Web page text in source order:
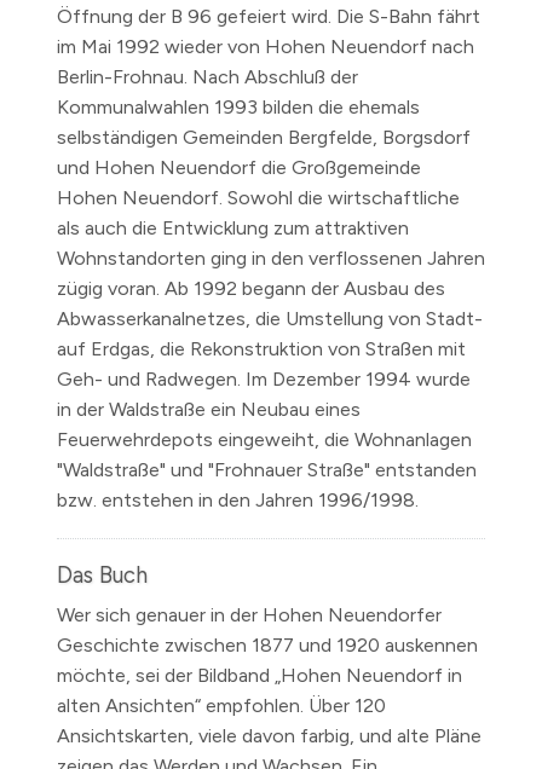
Öffnung der B 96 gefeiert wird. Die S-Bahn fährt
im Mai 1992 wieder von Hohen Neuendorf nach
Berlin-Frohnau. Nach Abschluß der
Kommunalwahlen 1993 bilden die ehemals
selbständigen Gemeinden Bergfelde, Borgsdorf
und Hohen Neuendorf die Großgemeinde
Hohen Neuendorf. Sowohl die wirtschaftliche
als auch die Entwicklung zum attraktiven
Wohnstandorten ging in den verflossenen Jahren
zügig voran. Ab 1992 begann der Ausbau des
Abwasserkanalnetzes, die Umstellung von Stadt-
auf Erdgas, die Rekonstruktion von Straßen mit
Geh- und Radwegen. Im Dezember 1994 wurde
in der Waldstraße ein Neubau eines
Feuerwehrdepots eingeweiht, die Wohnanlagen
"Waldstraße" und "Frohnauer Straße" entstanden
bzw. entstehen in den Jahren 1996/1998.
Das Buch
Wer sich genauer in der Hohen Neuendorfer
Geschichte zwischen 1877 und 1920 auskennen
möchte, sei der Bildband „Hohen Neuendorf in
alten Ansichten“ empfohlen. Über 120
Ansichtskarten, viele davon farbig, und alte Pläne